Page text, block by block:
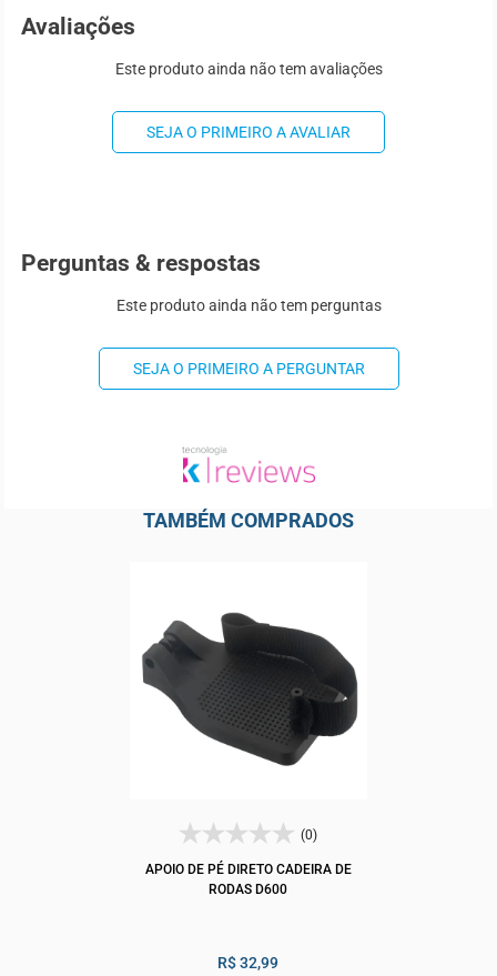
Avaliações
Este produto ainda não tem avaliações
SEJA O PRIMEIRO A AVALIAR
Perguntas & respostas
Este produto ainda não tem perguntas
SEJA O PRIMEIRO A PERGUNTAR
TAMBÉM COMPRADOS
(0)
APOIO DE PÉ DIRETO CADEIRA DE
RODAS D600
R$ 32,99